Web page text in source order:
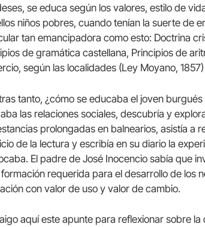
se educa según los valores, estilo de
niños pobres, cuando tenían la suerte de
tan emancipadora como esto: Doctrina
de gramática castellana, Principios de
según las localidades (Ley Moyano, 1857)
tanto, ¿cómo se educaba el joven
las relaciones sociales, descubría y
prolongadas en balnearios, asistía a
de la lectura y escribía en su diario la
El padre de José Inocencio sabía que
requerida para el desarrollo de los
con valor de uso y valor de cambio.
aquí este apunte para reflexionar sobre